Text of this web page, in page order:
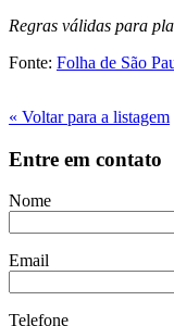
Regras válidas para
Fonte: Folha de São
« Voltar para a listagem
Entre em contato
Nome
Email
Telefone